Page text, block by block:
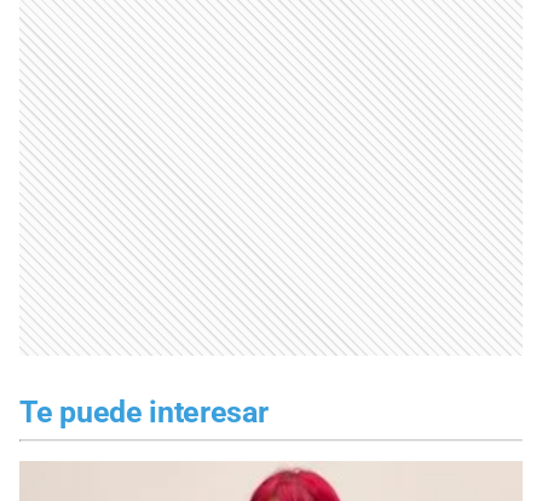
Te puede interesar